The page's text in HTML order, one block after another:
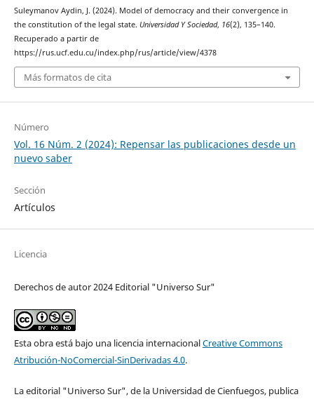
Suleymanov Aydin, J. (2024). Model of democracy and their convergence in
the constitution of the legal state. Universidad Y Sociedad, 16(2), 135–140.
Recuperado a partir de
https://rus.ucf.edu.cu/index.php/rus/article/view/4378
Más formatos de cita
Número
Vol. 16 Núm. 2 (2024): Repensar las publicaciones desde un
nuevo saber
Sección
Artículos
Licencia
Derechos de autor 2024 Editorial "Universo Sur"
Esta obra está bajo una licencia internacionalCreative Commons
Atribución-NoComercial-SinDerivadas 4.0.
La editorial "Universo Sur", de la Universidad de Cienfuegos, publica